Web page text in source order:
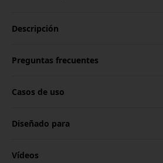
Descripción
Preguntas frecuentes
Casos de uso
Diseñado para
Vídeos